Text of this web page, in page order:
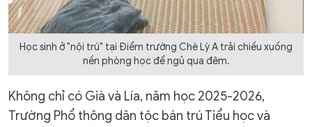
Học sinh ở "nội trú" tại Điểm trường Chè Lỳ A trải chiếu xuống
nền phòng học để ngủ qua đêm.
Không chỉ có Già và Lía, năm học 2025-2026,
Trường Phổ thông dân tộc bán trú Tiểu học và